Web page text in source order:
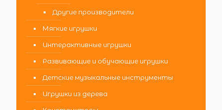
Другие производители
Мягкие игрушки
Интерактивные игрушки
Развивающие и обучающие игрушки
Детские музыкальные инструменты
Игрушки из дерева